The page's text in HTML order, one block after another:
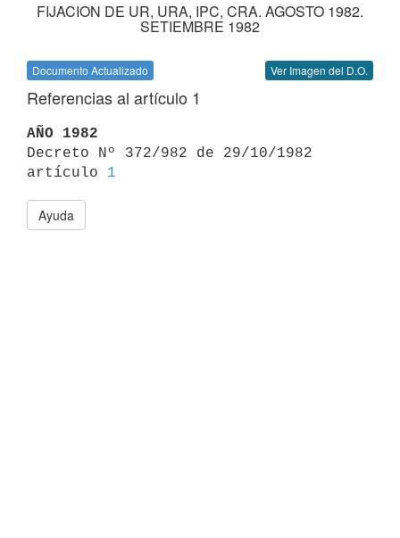
FIJACION DE UR, URA, IPC, CRA. AGOSTO 1982.
SETIEMBRE 1982
Documento Actualizado Ver Imagen del D.O.
Referencias al artículo 1
AÑO 1982
Decreto Nº 372/982 de 29/10/1982
artículo 1
Ayuda